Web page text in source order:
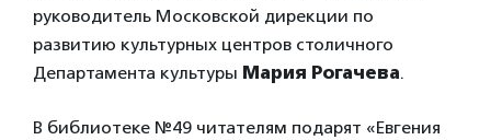
руководитель Московской дирекции по
развитию культурных центров столичного
Департамента культуры Мария Рогачева.
В библиотеке №49 читателям подарят «Евгения